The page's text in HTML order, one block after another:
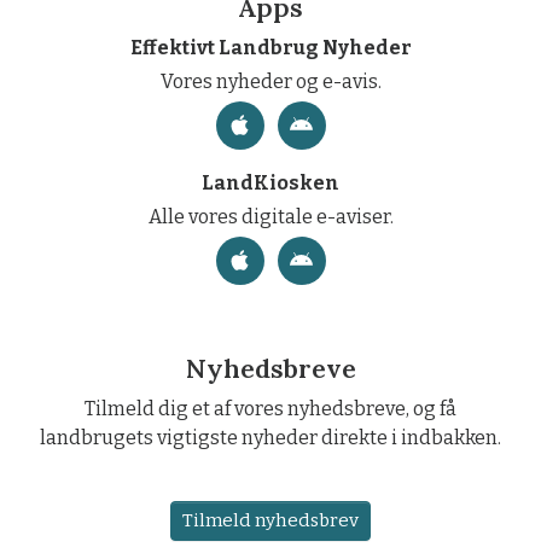
Effektivt Landbrug Nyheder
Vores nyheder og e-avis.
LandKiosken
Alle vores digitale e-aviser.
Nyhedsbreve
Tilmeld dig et af vores nyhedsbreve, og få
landbrugets vigtigste nyheder direkte i indbakken.
Tilmeld nyhedsbrev